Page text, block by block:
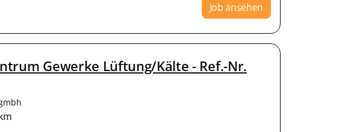
Job ansehen
Gewerke Lüftung/Kälte - Ref.-Nr.